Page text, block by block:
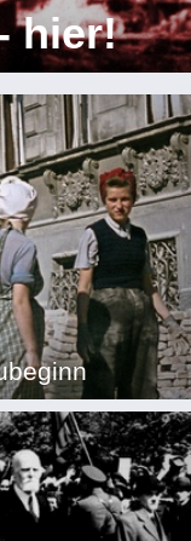
hier!